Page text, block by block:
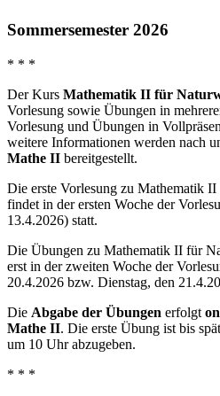
Sommersemester 2026
* * *
Der Kurs Mathematik II für
Vorlesung sowie Übungen in
Vorlesung und Übungen in
weitere Informationen werden nach
Mathe II bereitgestellt.
Die erste Vorlesung zu Mathematik
findet in der ersten Woche der
13.4.2026) statt.
Die Übungen zu Mathematik II für
erst in der zweiten Woche der
20.4.2026 bzw. Dienstag, den
Die Abgabe der Übungen erfolgt
Mathe II. Die erste Übung ist bis
um 10 Uhr abzugeben.
* * *